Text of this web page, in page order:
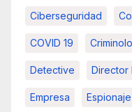
Ciberseguridad
COVID 19
Detective Director
Empresa Espionaje